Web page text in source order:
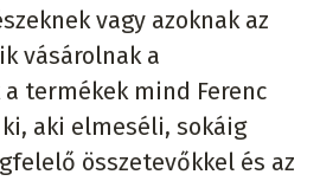
vagy azoknak az
vásárolnak a
termékek mind Ferenc
aki elmeséli, sokáig
összetevőkkel és az